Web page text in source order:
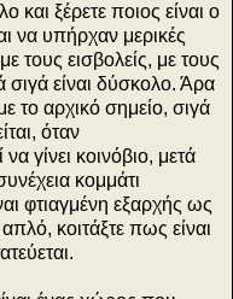
και ξέρετε ποιος είναι ο
να υπήρχαν μερικές
τους εισβολείς, με τους
σιγά είναι δύσκολο. Άρα
το αρχικό σημείο, σιγά
όταν
γίνει κοινόβιο, μετά
κομμάτι
φτιαγμένη εξαρχής ως
κοιτάξτε πως είναι